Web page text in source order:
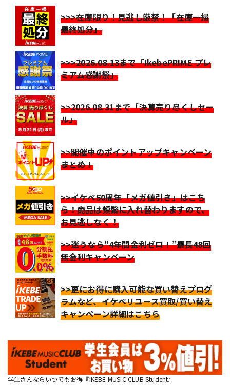
>>>在庫限り！見逃し厳禁！「在庫一掃
最終処分」
>>>2026.08.13まで「IkebePRIME プレ
ミアム感謝祭」
>>2026.08.31まで「決算売り尽くしセー
ル」
>>開催中のポイントアップキャンペーン
まとめ！
>>イケベ50周年「メガ値引き」はこち
ら！商品は頻繁に入れ替わりますので、
お見逃しなく！
>>迷うなら“4年間金利ゼロ！”最長48回
無金利キャンペーン
>>更にお得に購入可能な買い替えプログ
ラムなど、イケベリユース買取/買い替え
キャンペーン詳細はこちら
学生さんならいつでもお得『IKEBE MUSIC CLUB Student』